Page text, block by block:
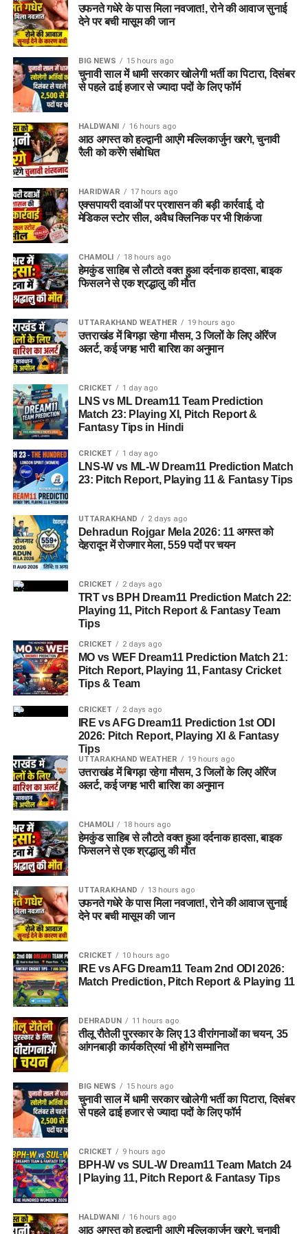
सीएम धामी ने कहा है कि पहले दिन से ही बेरोजगारी की समस्या को खत्म
करने का प्रयास कर रही है। इसी क्रम में हमने सरकारी विभागों में रिक्त
पदों को अभियान चलाकर भरने का काम किया है, जिसके फलस्वरूप विगत
साढ़े चार वर्षों में 34 हजार से अधिक युवाओं को सरकारी नौकरी मिल चुकी
है। आने वाले महीनों में भी विभिन्न विभागों में हजारों पदों पर भर्ती प्रक्रिया
आगे बढ़ाई जाएगी, ताकि योग्य युवाओं को अधिक अवसर मिल सकें और राज्य
की विकास यात्रा को नई गति मिले।
उफनते गधेरे के पास मिला नवजात!, रोने की आवाज सुनाई
देने पर बची मासूम की जान
BIG NEWS 15 hours ago
चुनावी साल में धामी सरकार खोलेगी भर्ती का पिटारा, दिसंबर
से पहले ढाई हजार से ज्यादा पदों के लिए फॉर्म
HALDWANI 16 hours ago
आठ अगस्त को हल्द्वानी आएंगे मल्लिकार्जुन खरगे, चुनावी
रैली को करेंगे संबोधित
HARIDWAR 17 hours ago
एक्सपायरी दवाओं पर प्रशासन की बड़ी कार्रवाई, दो
मेडिकल स्टोर सील, अवैध क्लिनिक पर भी शिकंजा
CHAMOLI 18 hours ago
हेमकुंड साहिब से लौटते वक्त हुआ दर्दनाक हादसा, बाइक
फिसलने से एक श्रद्धालु की मौत
UTTARAKHAND WEATHER 19 hours ago
उत्तराखंड में बिगड़ा रहेगा मौसम, 3 जिलों के लिए ऑरेंज
अलर्ट, कई जगह भारी बारिश का अनुमान
CRICKET 1 day ago
LNS vs ML Dream11 Team Prediction
Match 23: Playing XI, Pitch Report &
Fantasy Tips in Hindi
CRICKET 1 day ago
LNS-W vs ML-W Dream11 Prediction Match
23: Pitch Report, Playing 11 & Fantasy Tips
UTTARAKHAND 2 days ago
Dehradun Rojgar Mela 2026: 11 अगस्त को
देहरादून में रोजगार मेला, 559 पदों पर चयन
CRICKET 2 days ago
TRT vs BPH Dream11 Prediction Match 22:
Playing 11, Pitch Report & Fantasy Team
Tips
CRICKET 2 days ago
MO vs WEF Dream11 Prediction Match 21:
Pitch Report, Playing 11, Fantasy Cricket
Tips & Team
CRICKET 2 days ago
IRE vs AFG Dream11 Prediction 1st ODI
2026: Pitch Report, Playing XI & Fantasy
Tips
UTTARAKHAND WEATHER 19 hours ago
उत्तराखंड में बिगड़ा रहेगा मौसम, 3 जिलों के लिए ऑरेंज
अलर्ट, कई जगह भारी बारिश का अनुमान
CHAMOLI 18 hours ago
हेमकुंड साहिब से लौटते वक्त हुआ दर्दनाक हादसा, बाइक
फिसलने से एक श्रद्धालु की मौत
UTTARAKHAND 13 hours ago
उफनते गधेरे के पास मिला नवजात!, रोने की आवाज सुनाई
देने पर बची मासूम की जान
CRICKET 10 hours ago
IRE vs AFG Dream11 Team 2nd ODI 2026:
Match Prediction, Pitch Report & Playing 11
DEHRADUN 11 hours ago
तीलू रौतेली पुरस्कार के लिए 13 वीरांगनाओं का चयन, 35
आंगनबाड़ी कार्यकत्रियां भी होंगे सम्मानित
BIG NEWS 15 hours ago
चुनावी साल में धामी सरकार खोलेगी भर्ती का पिटारा, दिसंबर
से पहले ढाई हजार से ज्यादा पदों के लिए फॉर्म
CRICKET 9 hours ago
BPH-W vs SUL-W Dream11 Team Match 24
| Playing 11, Pitch Report & Fantasy Tips
HALDWANI 16 hours ago
आठ अगस्त को हल्द्वानी आएंगे मल्लिकार्जुन खरगे, चुनावी